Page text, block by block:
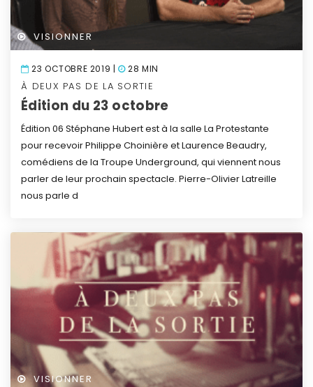
VISIONNER
23 OCTOBRE 2019 | 28 MIN
À DEUX PAS DE LA SORTIE
Édition du 23 octobre
Édition 06 Stéphane Hubert est à la salle La Protestante
pour recevoir Philippe Choinière et Laurence Beaudry,
comédiens de la Troupe Underground, qui viennent nous
parler de leur prochain spectacle. Pierre-Olivier Latreille
nous parle d
VISIONNER